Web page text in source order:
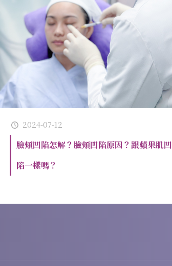
2024-07-12
臉頰凹陷怎解？臉頰凹陷原因？跟蘋果肌凹
陷一樣嗎？